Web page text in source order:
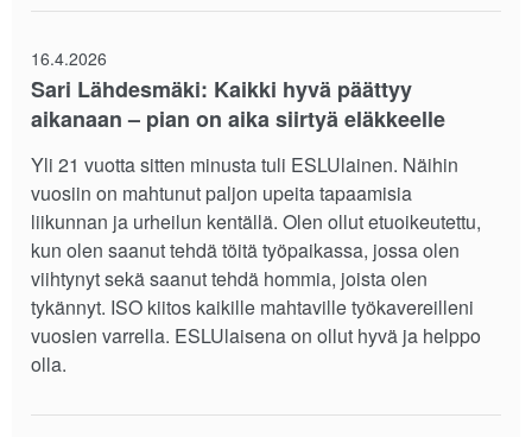
16.4.2026
Sari Lähdesmäki: Kaikki hyvä päättyy
aikanaan – pian on aika siirtyä eläkkeelle
Yli 21 vuotta sitten minusta tuli ESLUlainen. Näihin
vuosiin on mahtunut paljon upeita tapaamisia
liikunnan ja urheilun kentällä. Olen ollut etuoikeutettu,
kun olen saanut tehdä töitä työpaikassa, jossa olen
viihtynyt sekä saanut tehdä hommia, joista olen
tykännyt. ISO kiitos kaikille mahtaville työkavereilleni
vuosien varrella. ESLUlaisena on ollut hyvä ja helppo
olla.